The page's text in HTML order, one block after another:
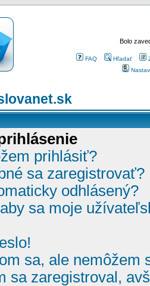
Bolo
FAQ Hľadať
prihlásiť?
sa zaregistrovať?
odhlásený?
sa moje
sa, ale nemôžem
sa zaregistroval,